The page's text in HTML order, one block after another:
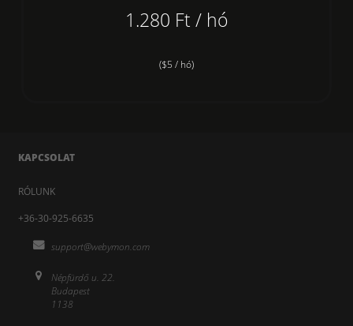
1.280 Ft / hó
($5 / hó)
KAPCSOLAT
RÓLUNK
+36-30-925-6635
support@webymon.com
Népfürdő u. 22.
Budapest
1138